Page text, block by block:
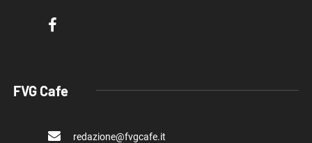
FVG Cafe
redazione@fvgcafe.it